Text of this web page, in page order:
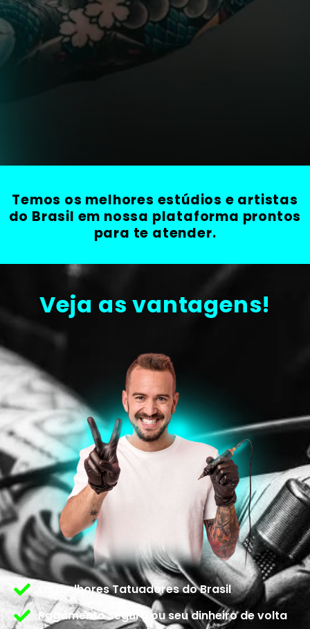
Temos os melhores estúdios e artistas
do Brasil em nossa plataforma prontos
para te atender.
Veja as vantagens!
Os melhores Tatuadores do Brasil
Pagamento seguro ou seu dinheiro de volta